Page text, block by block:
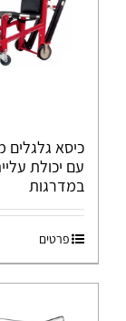
כיסא גלגלים
עם יכולת
במדרגות
פרטים